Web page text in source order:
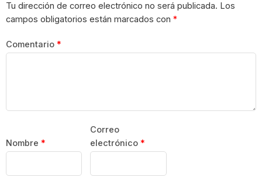
Tu dirección de correo electrónico no será publicada. Los
campos obligatorios están marcados con *
Comentario *
Nombre *
Correo
electrónico*